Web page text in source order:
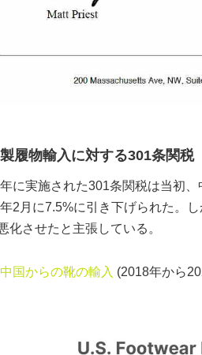
履物輸入に対する301条関税
に実施された301条関税は当初
2月に7.5%に引き下げられた。
化させたと主張している。
中国からの靴の輸入 (2018年から